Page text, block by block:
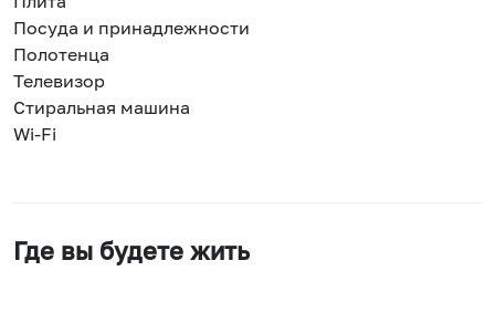
Посуда и принадлежности
Полотенца
Телевизор
Стиральная машина
Wi-Fi
Где вы будете жить